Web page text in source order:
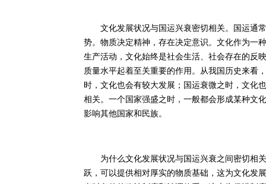
文化发展状况与国运兴衰密切相关。国运通常
势。物质决定精神，存在决定意识。文化作为一
生产活动，文化始终是社会生活、社会存在的反
质量水平起着至关重要的作用。从我国历史来看
时，文化也会有较大发展；国运衰微之时，文化
相关。一个国家强盛之时，一般都会形成某种文
影响其他国家和民族。
为什么文化发展状况与国运兴衰之间密切相关
跃，可以提供相对厚实的物质基础，这为文化发